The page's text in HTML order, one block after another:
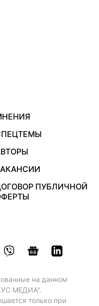
ПУБЛИЧНОЙ
на данном
МЕДИА".
только при